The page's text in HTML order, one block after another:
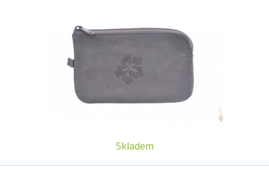
Skladem